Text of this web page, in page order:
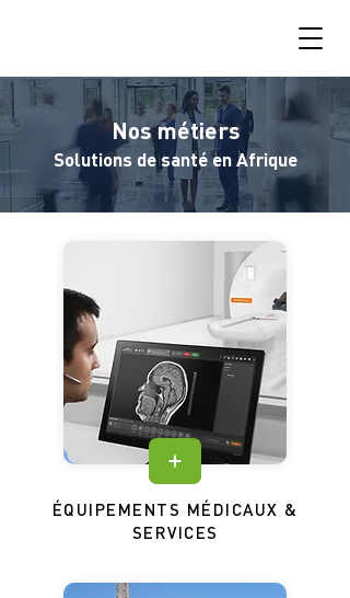
Nos métiers
Solutions de santé en Afrique
ÉQUIPEMENTS MÉDICAUX &
SERVICES